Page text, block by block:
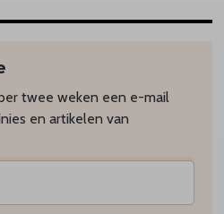
twee weken een e-mail
en artikelen van